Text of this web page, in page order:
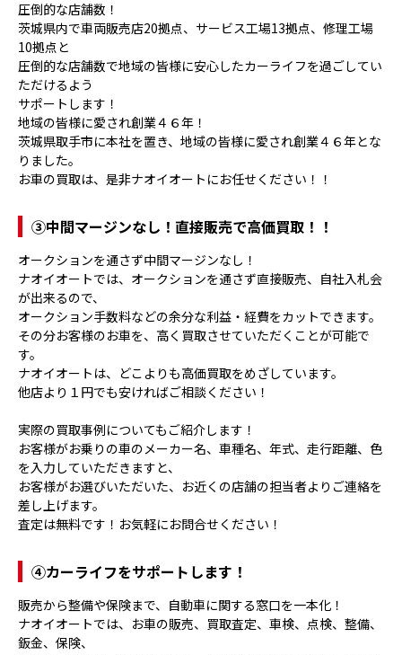
圧倒的な店舗数！
茨城県内で車両販売店20拠点、サービス工場13拠点、修理工場
10拠点と
圧倒的な店舗数で地域の皆様に安心したカーライフを過ごしてい
ただけるよう
サポートします！
地域の皆様に愛され創業４６年！
茨城県取手市に本社を置き、地域の皆様に愛され創業４６年とな
りました。
お車の買取は、是非ナオイオートにお任せください！！
③中間マージンなし！直接販売で高価買取！！
オークションを通さず中間マージンなし！
ナオイオートでは、オークションを通さず直接販売、自社入札会
が出来るので、
オークション手数料などの余分な利益・経費をカットできます。
その分お客様のお車を、高く買取させていただくことが可能で
す。
ナオイオートは、どこよりも高価買取をめざしています。
他店より１円でも安ければご相談ください！
実際の買取事例についてもご紹介します！
お客様がお乗りの車のメーカー名、車種名、年式、走行距離、色
を入力していただきますと、
お客様がお選びいただいた、お近くの店舗の担当者よりご連絡を
差し上げます。
査定は無料です！お気軽にお問合せください！
④カーライフをサポートします！
販売から整備や保険まで、自動車に関する窓口を一本化！
ナオイオートでは、お車の販売、買取査定、車検、点検、整備、
鈑金、保険、